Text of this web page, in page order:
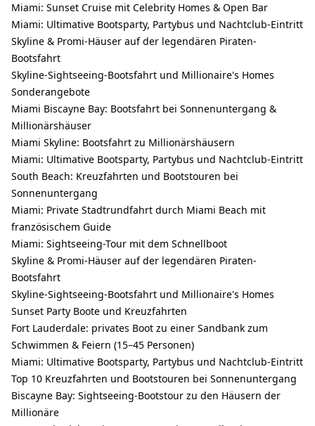
Miami: Sunset Cruise mit Celebrity Homes & Open Bar
Miami: Ultimative Bootsparty, Partybus und Nachtclub-Eintritt
Skyline & Promi-Häuser auf der legendären Piraten-
Bootsfahrt
Skyline-Sightseeing-Bootsfahrt und Millionaire's Homes
Sonderangebote
Miami Biscayne Bay: Bootsfahrt bei Sonnenuntergang &
Millionärshäuser
Miami Skyline: Bootsfahrt zu Millionärshäusern
Miami: Ultimative Bootsparty, Partybus und Nachtclub-Eintritt
South Beach: Kreuzfahrten und Bootstouren bei
Sonnenuntergang
Miami: Private Stadtrundfahrt durch Miami Beach mit
französischem Guide
Miami: Sightseeing-Tour mit dem Schnellboot
Skyline & Promi-Häuser auf der legendären Piraten-
Bootsfahrt
Skyline-Sightseeing-Bootsfahrt und Millionaire's Homes
Sunset Party Boote und Kreuzfahrten
Fort Lauderdale: privates Boot zu einer Sandbank zum
Schwimmen & Feiern (15–45 Personen)
Miami: Ultimative Bootsparty, Partybus und Nachtclub-Eintritt
Top 10 Kreuzfahrten und Bootstouren bei Sonnenuntergang
Biscayne Bay: Sightseeing-Bootstour zu den Häusern der
Millionäre